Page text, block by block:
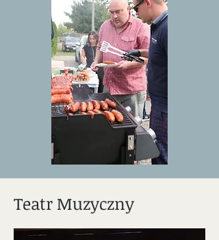
Teatr Muzyczny